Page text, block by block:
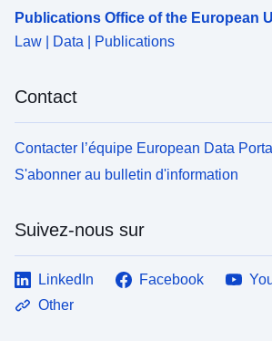
Publications Office of the European
Law | Data | Publications
Contact
Contacter l’équipe European Data Portal
S'abonner au bulletin d'information
Suivez-nous sur
LinkedIn Facebook
Other